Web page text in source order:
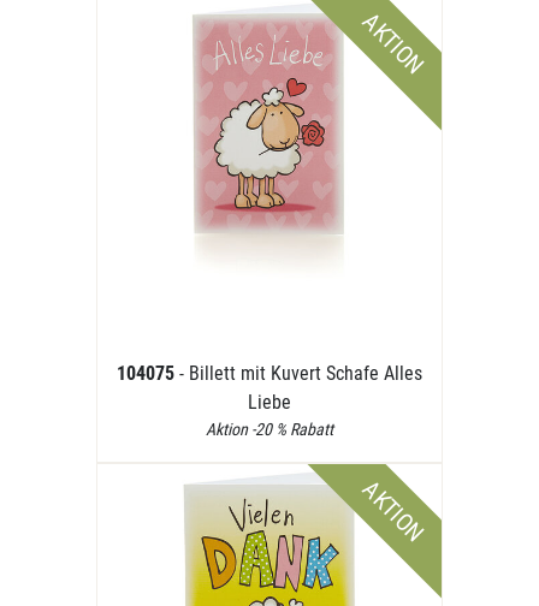
AKTION
104075 - Billett mit Kuvert Schafe Alles
Liebe
Aktion -20 % Rabatt
AKTION